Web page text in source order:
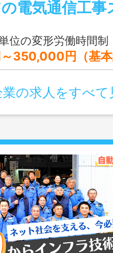
できますよ！
電気通信工事
位の変形労働時間制
（基本給）＋各種手当 ※今の収入
業の求人をすべて